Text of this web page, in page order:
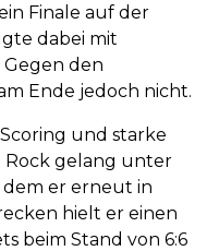
Finale auf der
dabei mit
den
Ende jedoch nicht.
und starke
Rock gelang unter
dem er erneut in
hielt er einen
beim Stand von 6:6